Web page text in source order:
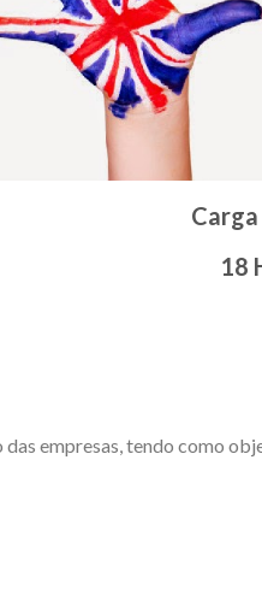
18
empresas, tendo como